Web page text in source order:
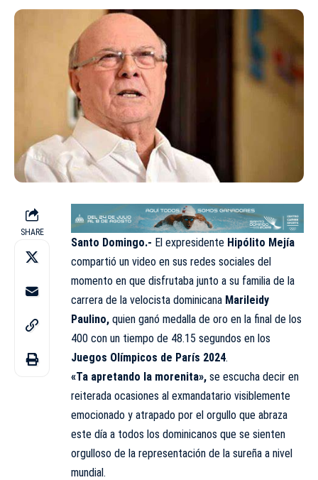
SHARE
Santo Domingo.- El expresidente Hipólito Mejía
compartió un video en sus redes sociales del
momento en que disfrutaba junto a su familia de la
carrera de la velocista dominicana Marileidy
Paulino, quien ganó medalla de oro en la final de los
400 con un tiempo de 48.15 segundos en los
Juegos Olímpicos de París 2024.
«Ta apretando la morenita», se escucha decir en
reiterada ocasiones al exmandatario visiblemente
emocionado y atrapado por el orgullo que abraza
este día a todos los dominicanos que se sienten
orgulloso de la representación de la sureña a nivel
mundial.